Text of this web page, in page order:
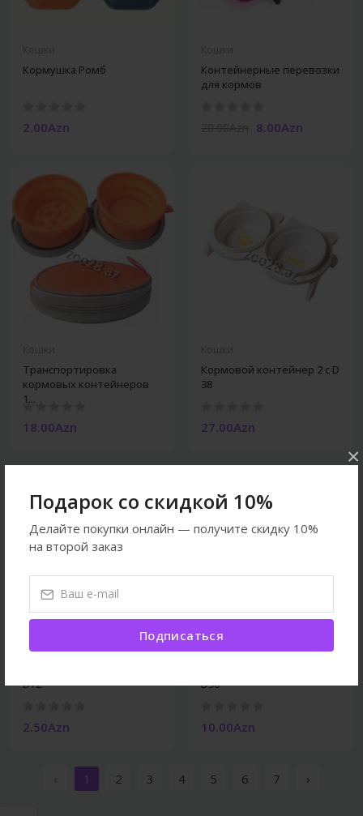
Подарок со скидкой 10%
Делайте покупки онлайн — получите скидку 10%
на второй заказ
Подписаться
×
Кормушка Ромб
2.00Azn
Контейнерные перевозки
для кормов
8.00Azn
Транспортировка
кормовых контейнеров
1...
18.00Azn
Кормовой контейнер 2 с D
38
27.00Azn
Кошки
D72
2.50Azn
Кошки
D90
10.00Azn
‹ 1 2 3 4 5 6 7 ›